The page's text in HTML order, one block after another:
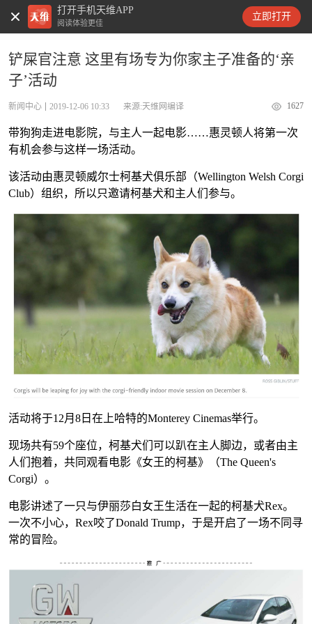
打开手机天维APP
阅读体验更佳
立即打开
天维新闻
铲屎官注意 这里有场专为你家主子准备的‘亲
子’活动
新闻中心 2019-12-06 10:33 来源:天维网编译 1627
带狗狗走进电影院，与主人一起电影……惠灵顿人将第一次
有机会参与这样一场活动。
该活动由惠灵顿威尔士柯基犬俱乐部（Wellington Welsh Corgi
Club）组织，所以只邀请柯基犬和主人们参与。
活动将于12月8日在上哈特的Monterey Cinemas举行。
现场共有59个座位，柯基犬们可以趴在主人脚边，或者由主
人们抱着，共同观看电影《女王的柯基》（The Queen's
Corgi）。
电影讲述了一只与伊丽莎白女王生活在一起的柯基犬Rex。
一次不小心，Rex咬了Donald Trump，于是开启了一场不同寻
常的冒险。